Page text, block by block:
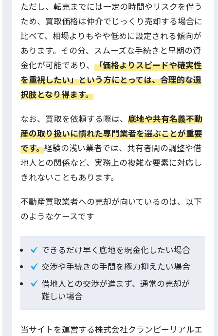
ただし、転売までには一定の時間やリスクを伴う
ため、 買取価格は仲介でじっくり売却する場合に
比べて、相場よりもやや低めに設定される傾向が
あります。 その分、スムーズな手続きと早期の資
金化が可能であり、 「価格よりスピードや確実性
を重視したい」という方にとっては、合理的な選
択肢となり得ます。
なお、買取を依頼する際は、 底地や共有名義不動
産の取り扱いに慣れた専門業者を選ぶことが重要
です。経験の浅い業者では、共有者間の調整や借
地人との関係など、実務上の複雑な要素に対応し
きれないこともあります。
不動産買取業者への売却が向いているのは、以下
のようなケースです
できるだけ早く底地を現金化したい場合
交渉や手続きの手間を極力抑えたい場合
借地人との交渉が進まず、通常の売却が
難しい場合
当サイトを運営する株式会社クランピーリアルエ